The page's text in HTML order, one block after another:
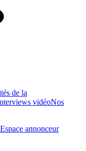
de la
vidéoNos
Espace annonceur